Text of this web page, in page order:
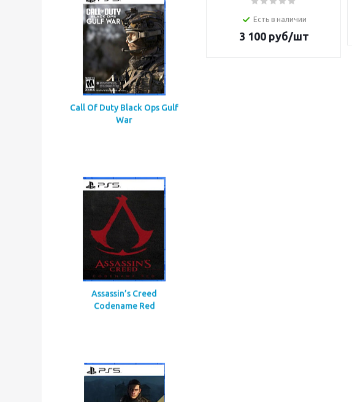
Call Of Duty Black Ops Gulf
Assassin’s Creed
Есть в наличии
3 100руб/шт